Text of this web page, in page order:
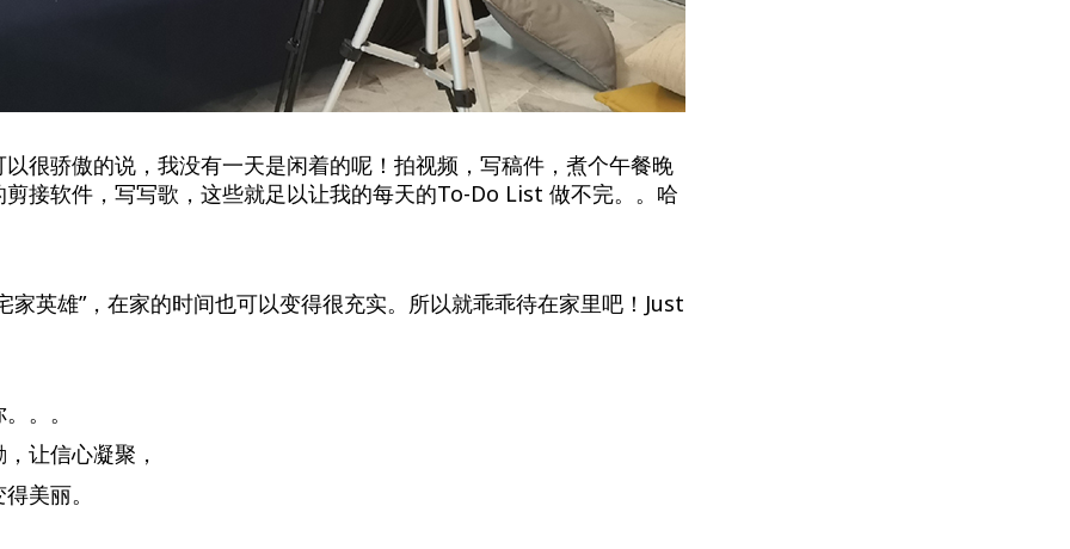
很骄傲的说，我没有一天是闲着的呢！拍视频，写稿件，煮个午餐晚
接软件，写写歌，这些就足以让我的每天的To-Do List 做不完。。哈
家英雄”，在家的时间也可以变得很充实。所以就乖乖待在家里吧！Just
。。
让信心凝聚，
美丽。